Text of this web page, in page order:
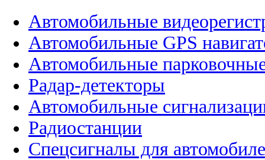
Автомобильные
Автомобильные GPS
Автомобильные
Радар-детекторы
Автомобильные
Радиостанции
Спецсигналы для